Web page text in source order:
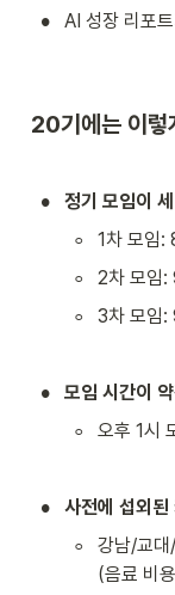
• AI 성장 리포
20기에는 이렇
• 정기 모임이
◦ 1차 모임
◦ 2차 모임
◦ 3차 모임
• 모임 시간이
◦ 오후 1시
• 사전에 섭외
◦
강남/교대
(음료 비